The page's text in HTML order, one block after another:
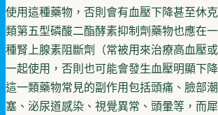
使用這種藥物，否則會有血壓下降甚至休
類第五型磷酸二酯酵素抑制劑藥物也應在
種腎上腺素阻斷劑（常被用來治療高血壓或
一起使用，否則也可能會發生血壓明顯下降
這一類藥物常見的副作用包括頭痛、臉部
塞、泌尿道感染、視覺異常、頭暈等，而